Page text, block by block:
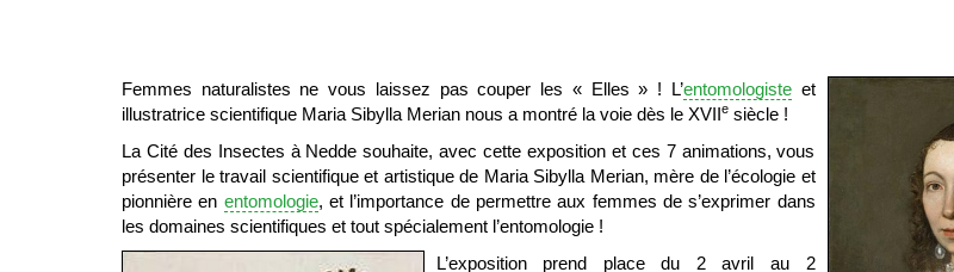
Femmes naturalistes ne vous laissez pas couper les « Elles » ! L’entomologisteet
illustratrice scientifique Maria Sibylla Merian nous a montré la voie dès le XVIIe siècle !
La Cité des Insectes à Nedde souhaite, avec cette exposition et ces 7 animations, vous
présenter le travail scientifique et artistique de Maria Sibylla Merian, mère de l’écologie et
pionnière en entomologie, et l’importance de permettre aux femmes de s’exprimer dans
les domaines scientifiques et tout spécialement l’entomologie !
L’exposition prend place du 2 avril au 2